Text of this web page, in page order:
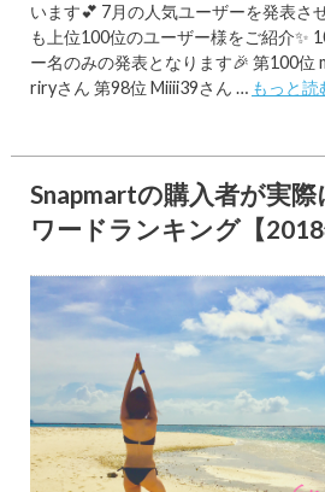
います💕 7月の人気ユーザーを発表さ
も上位100位のユーザー様をご紹介✨
ー名のみの発表となります🎉 第100位
riryさん 第98位 Miiii39さん … もっと読
Snapmartの購入者が実
ワードランキング【2018